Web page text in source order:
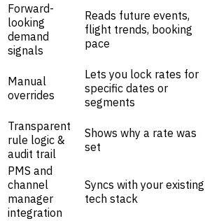
Forward-
looking
demand
signals
Reads future events,
flight trends, booking
pace
Manual
overrides
Lets you lock rates for
specific dates or
segments
Transparent
rule logic &
audit trail
Shows why a rate was
set
PMS and
channel
manager
integration
Syncs with your existing
tech stack